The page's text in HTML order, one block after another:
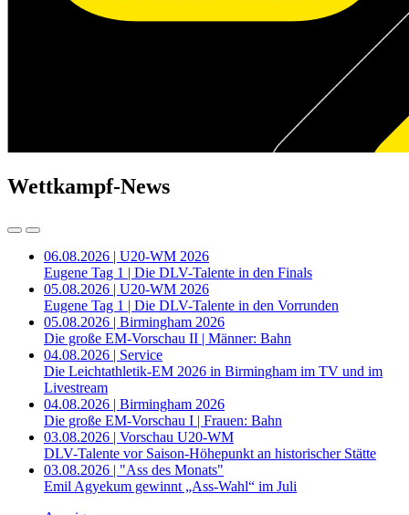
Wettkampf-News
06.08.2026 | U20-WM 2026
Eugene Tag 1 | Die DLV-Talente in den Finals
05.08.2026 | U20-WM 2026
Eugene Tag 1 | Die DLV-Talente in den Vorrunden
05.08.2026 | Birmingham 2026
Die große EM-Vorschau II | Männer: Bahn
04.08.2026 | Service
Die Leichtathletik-EM 2026 in Birmingham im TV und im
Livestream
04.08.2026 | Birmingham 2026
Die große EM-Vorschau I | Frauen: Bahn
03.08.2026 | Vorschau U20-WM
DLV-Talente vor Saison-Höhepunkt an historischer Stätte
03.08.2026 | "Ass des Monats"
Emil Agyekum gewinnt „Ass-Wahl“ im Juli